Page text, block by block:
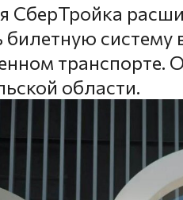
СберТройка
билетную
транспорте.
области.